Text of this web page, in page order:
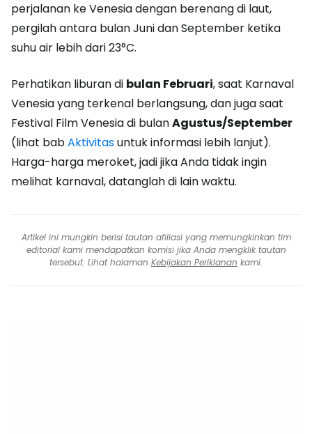
perjalanan ke Venesia dengan berenang di laut,
pergilah antara bulan Juni dan September ketika
suhu air lebih dari 23°C.
Perhatikan liburan di bulan Februari, saat Karnaval
Venesia yang terkenal berlangsung, dan juga saat
Festival Film Venesia di bulanAgustus/September
(lihat babAktivitasuntuk informasi lebih lanjut).
Harga-harga meroket, jadi jika Anda tidak ingin
melihat karnaval, datanglah di lain waktu.
Artikel ini mungkin berisi tautan afiliasi yang memungkinkan tim
editorial kami mendapatkan komisi jika Anda mengklik tautan
tersebut. Lihat halaman Kebijakan Periklanan kami.